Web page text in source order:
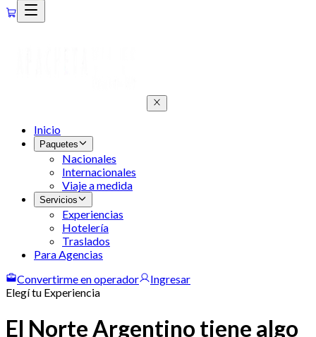
Inicio
Paquetes
Nacionales
Internacionales
Viaje a medida
Servicios
Experiencias
Hotelería
Traslados
Para Agencias
Convertirme en operador
Ingresar
Elegí tu Experiencia
El Norte Argentino tiene algo